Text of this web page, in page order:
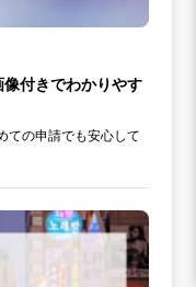
付きでわかりやす
ての申請でも安心して